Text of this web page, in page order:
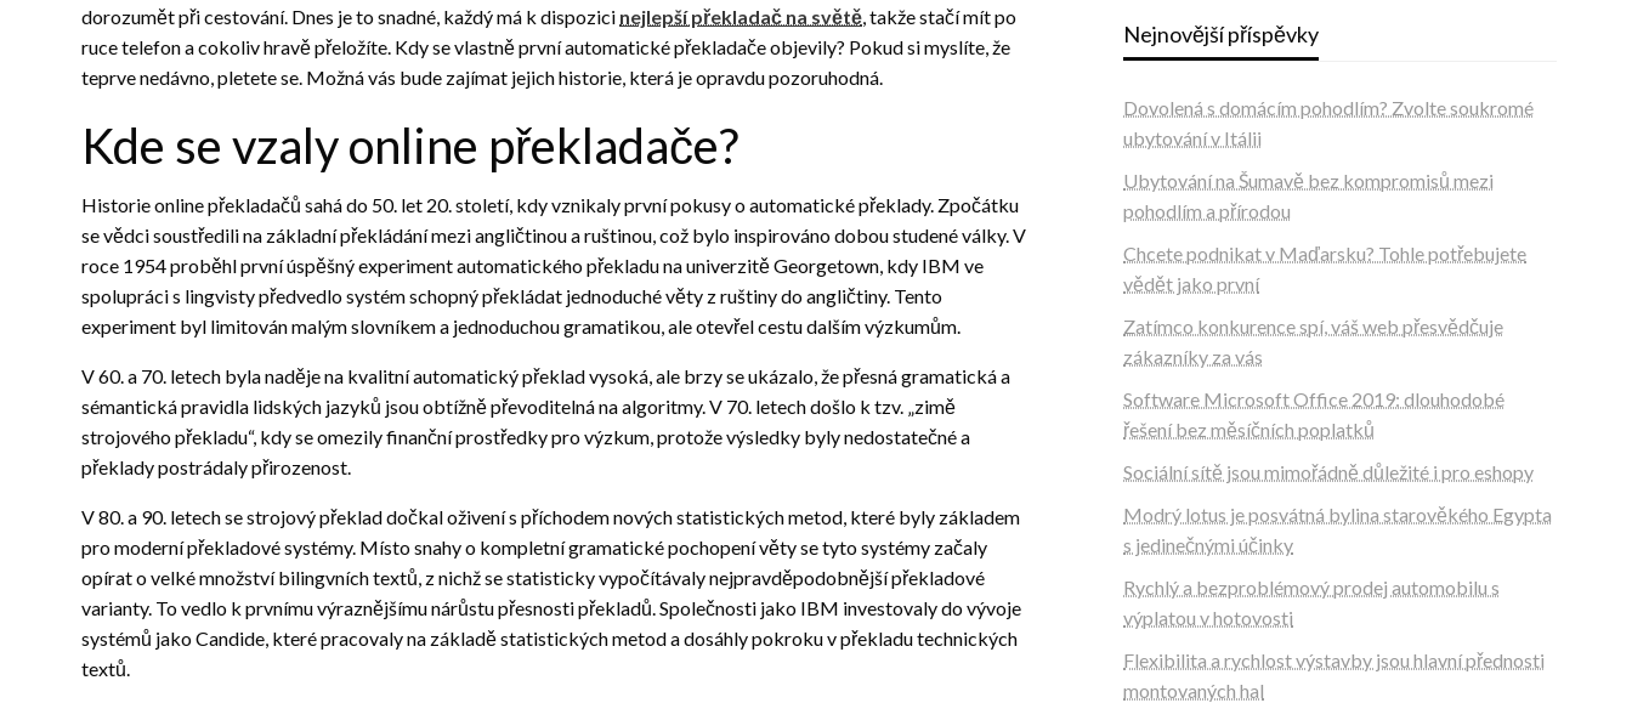
dorozumět při cestování. Dnes je to snadné, každý má k dispozici nejlepší překladač na světě, takže stačí mít po
ruce telefon a cokoliv hravě přeložíte. Kdy se vlastně první automatické překladače objevily? Pokud si myslíte, že
teprve nedávno, pletete se. Možná vás bude zajímat jejich historie, která je opravdu pozoruhodná.
Kde se vzaly online překladače?
Historie online překladačů sahá do 50. let 20. století, kdy vznikaly první pokusy o automatické překlady. Zpočátku
se vědci soustředili na základní překládání mezi angličtinou a ruštinou, což bylo inspirováno dobou studené války. V
roce 1954 proběhl první úspěšný experiment automatického překladu na univerzitě Georgetown, kdy IBM ve
spolupráci s lingvisty předvedlo systém schopný překládat jednoduché věty z ruštiny do angličtiny. Tento
experiment byl limitován malým slovníkem a jednoduchou gramatikou, ale otevřel cestu dalším výzkumům.
V 60. a 70. letech byla naděje na kvalitní automatický překlad vysoká, ale brzy se ukázalo, že přesná gramatická a
sémantická pravidla lidských jazyků jsou obtížně převoditelná na algoritmy. V 70. letech došlo k tzv. „zimě
strojového překladu“, kdy se omezily finanční prostředky pro výzkum, protože výsledky byly nedostatečné a
překlady postrádaly přirozenost.
V 80. a 90. letech se strojový překlad dočkal oživení s příchodem nových statistických metod, které byly základem
pro moderní překladové systémy. Místo snahy o kompletní gramatické pochopení věty se tyto systémy začaly
opírat o velké množství bilingvních textů, z nichž se statisticky vypočítávaly nejpravděpodobnější překladové
varianty. To vedlo k prvnímu výraznějšímu nárůstu přesnosti překladů. Společnosti jako IBM investovaly do vývoje
systémů jako Candide, které pracovaly na základě statistických metod a dosáhly pokroku v překladu technických
textů.
Nejnovější příspěvky
Dovolená s domácím pohodlím? Zvolte soukromé
ubytování v Itálii
Ubytování na Šumavě bez kompromisů mezi
pohodlím a přírodou
Chcete podnikat v Maďarsku? Tohle potřebujete
vědět jako první
Zatímco konkurence spí, váš web přesvědčuje
zákazníky za vás
Software Microsoft Office 2019: dlouhodobé
řešení bez měsíčních poplatků
Sociální sítě jsou mimořádně důležité i pro eshopy
Modrý lotus je posvátná bylina starověkého Egypta
s jedinečnými účinky
Rychlý a bezproblémový prodej automobilu s
výplatou v hotovosti
Flexibilita a rychlost výstavby jsou hlavní přednosti
montovaných hal